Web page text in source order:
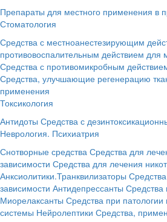
Препараты для местного применения в
Стоматология
Средства с местноанестезирующим
противовоспалительным действием для
Средства с противомикробным
Средства, улучшающие регенерацию
применения
Токсикология
Антидоты Средства с
Неврология. Психиатрия
Снотворные средства Средства для
зависимости Средства для лечения
Анксиолитики.Транквилизаторы
зависимости Антидепрессанты Средства
Миорелаксанты Средства при
системы Нейролептики Средства,